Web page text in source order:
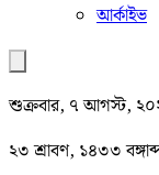
আর্কাইভ
শুক্রবার, ৭ আগস্ট,
২৩ শ্রাবণ, ১৪৩৩